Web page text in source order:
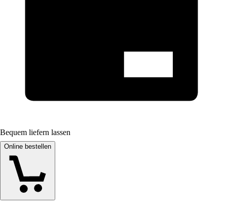
Bequem liefern lassen
Online bestellen